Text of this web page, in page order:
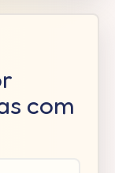
com